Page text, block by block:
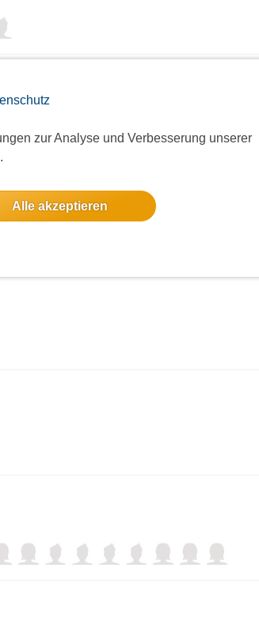
zur Analyse und Verbesserung unserer
Alle akzeptieren